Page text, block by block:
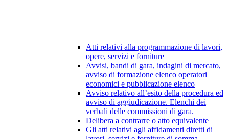
Atti relativi alla programmazione di lavori,
opere, servizi e forniture
Avvisi, bandi di gara, indagini di mercato,
avviso di formazione elenco operatori
economici e pubblicazione elenco
Avviso relativo all’esito della procedura ed
avviso di aggiudicazione. Elenchi dei
verbali delle commissioni di gara.
Delibera a contrarre o atto equivalente
Gli atti relativi agli affidamenti diretti di